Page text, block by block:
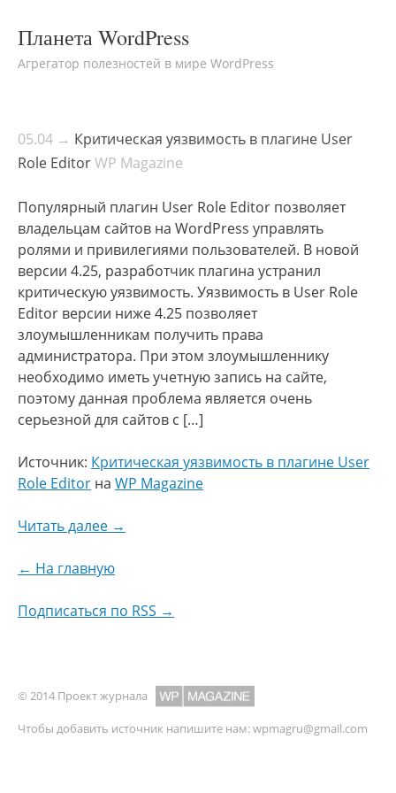
Планета WordPress
Агрегатор полезностей в мире WordPress
05.04 → Критическая уязвимость в плагине User
Role EditorWP Magazine
Популярный плагин User Role Editor позволяет
владельцам сайтов на WordPress управлять
ролями и привилегиями пользователей. В новой
версии 4.25, разработчик плагина устранил
критическую уязвимость. Уязвимость в User Role
Editor версии ниже 4.25 позволяет
злоумышленникам получить права
администратора. При этом злоумышленнику
необходимо иметь учетную запись на сайте,
поэтому данная проблема является очень
серьезной для сайтов с […]
Источник: Критическая уязвимость в плагине User
Role Editor на WP Magazine
Читать далее →
← На главную
Подписаться по RSS →
© 2014 Проект журнала
Чтобы добавить источник напишите нам:wpmagru@gmail.com